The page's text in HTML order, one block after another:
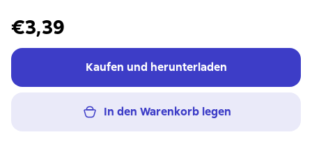
€3,39
Kaufen und herunterladen
In den Warenkorb legen